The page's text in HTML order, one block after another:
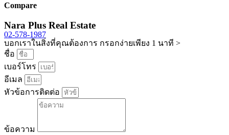
Compare
Nara Plus Real Estate
02-578-1987
บอกเราในสิ่งที่คุณต้องการ กรอกง่ายเพียง 1 นาที >
ชื่อ
เบอร์โทร
อีเมล
หัวข้อการติดต่อ
ข้อความ